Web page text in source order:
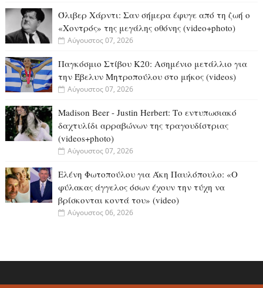
Όλιβερ Χάρντι: Σαν σήμερα έφυγε από τη ζωή ο
«Χοντρός» της μεγάλης οθόνης (video+photo)
Αύγουστος 07, 2026
Παγκόσμιο Στίβου Κ20: Ασημένιο μετάλλιο για
την Έβελυν Μητροπούλου στο μήκος (videos)
Αύγουστος 07, 2026
Madison Beer - Justin Herbert: Το εντυπωσιακό
δαχτυλίδι αρραβώνων της τραγουδίστριας
(videos+photo)
Αύγουστος 07, 2026
Ελένη Φωτοπούλου για Άκη Παυλόπουλο: «Ο
φύλακας άγγελος όσων έχουν την τύχη να
βρίσκονται κοντά του» (video)
Αύγουστος 06, 2026